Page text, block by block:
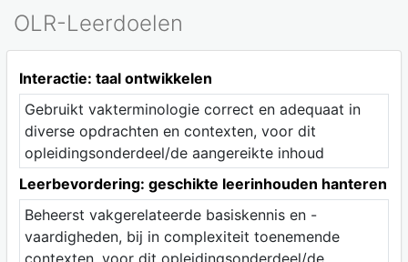
OLR-Leerdoelen
Interactie: taal ontwikkelen
Gebruikt vakterminologie correct en adequaat in
diverse opdrachten en contexten, voor dit
opleidingsonderdeel/de aangereikte inhoud
Leerbevordering: geschikte leerinhouden hanteren
Beheerst vakgerelateerde basiskennis en -
vaardigheden, bij in complexiteit toenemende
contexten, voor dit opleidingsonderdeel/de